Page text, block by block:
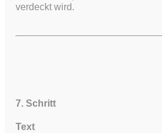
verdeckt wird.
7. Schritt
Text